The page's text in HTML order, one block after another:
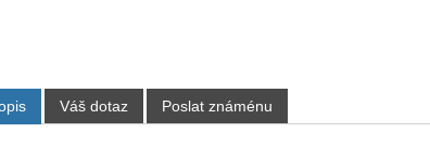
Váš dotaz Poslat známénu